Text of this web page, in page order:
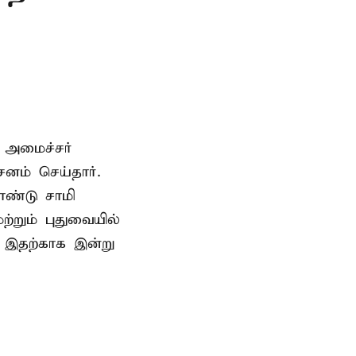
அமைச்சர்
செய்தார்.
சாமி
புதுவையில்
இன்று